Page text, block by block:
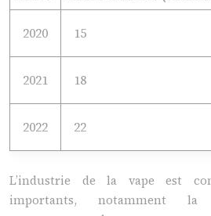
2020 15
2021 18
2022 22
L’industrie de la vape est
importants, notamment la